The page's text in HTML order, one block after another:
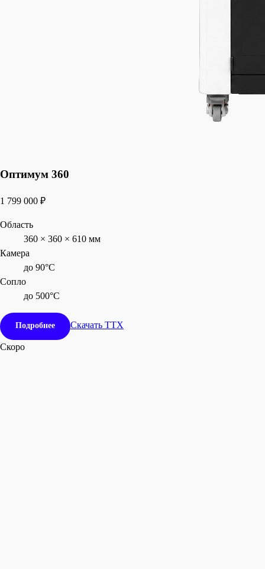
Оптимум 360
1 799 000 ₽
Область
360 × 360 × 610 мм
Камера
до 90°C
Сопло
до 500°C
Подробнее Скачать ТТХ
Скоро